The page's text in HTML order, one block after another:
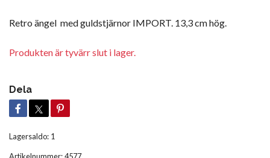
Retro ängel med guldstjärnor IMPORT. 13,3 cm hög.
Produkten är tyvärr slut i lager.
Dela
Lagersaldo: 1